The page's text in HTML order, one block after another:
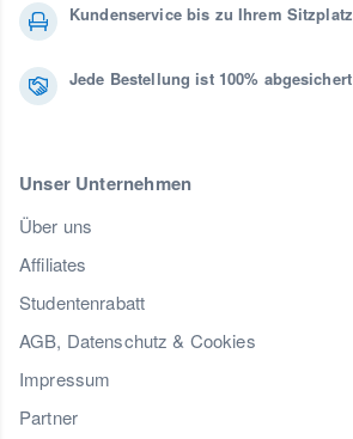
Kundenservice bis zu Ihrem Sitzplatz
Jede Bestellung ist 100% abgesichert
Unser Unternehmen
Über uns
Affiliates
Studentenrabatt
AGB, Datenschutz & Cookies
Impressum
Partner